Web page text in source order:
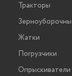
Тракторы
Жатки
Погрузчики
Опрыскиватели